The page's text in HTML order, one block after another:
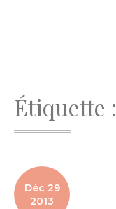
Étiquette :
Déc 29
2013